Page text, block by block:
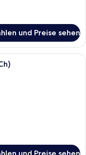
und Preise sehen
Schlafzimmer mit
und Preise sehen